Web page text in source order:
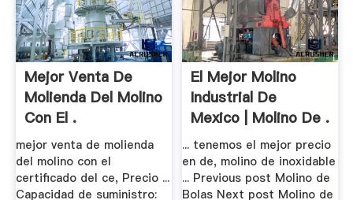
Mejor Venta De
Molienda Del Molino
Con El .
mejor venta de molienda
del molino con el
certificado del ce, Precio ...
Capacidad de suministro:
El Mejor Molino
Industrial De
Mexico | Molino De .
... tenemos el mejor precio
en de, molino de inoxidable
... Previous post Molino de
Bolas Next post Molino de